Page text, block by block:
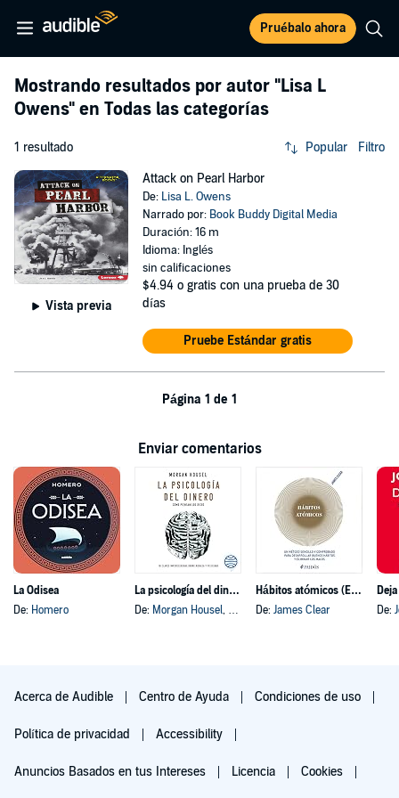
Pruébalo ahora
Mostrando resultados por autor "Lisa L
Owens" en Todas las categorías
1 resultado Popular Filtro
Vista previa
Attack on Pearl Harbor
De: Lisa L. Owens
Narrado por: Book Buddy Digital Media
Duración: 16 m
Idioma: Inglés
sin calificaciones
$4.94 o gratis con una prueba de 30
días
Pruebe Estándar gratis
Página 1 de 1
Enviar comentarios
La Odisea
De: Homero
La psicología del dinero
De: Morgan Housel, y otros
Hábitos atómicos (Español neutro)
De: James Clear
De:
Acerca de Audible Centro de Ayuda Condiciones de uso
Política de privacidad Accessibility
Anuncios Basados en tus Intereses Licencia Cookies